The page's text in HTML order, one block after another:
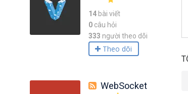
14bài viết
0câu hỏi
333 người theo dõi
Theo dõi
WebSocket